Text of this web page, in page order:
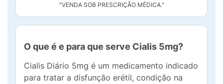
"VENDA SOB PRESCRIÇÃO MÉDICA."
O que é e para que serve Cialis 5mg?
Cialis Diário 5mg é um medicamento indicado
para tratar a disfunção erétil, condição na